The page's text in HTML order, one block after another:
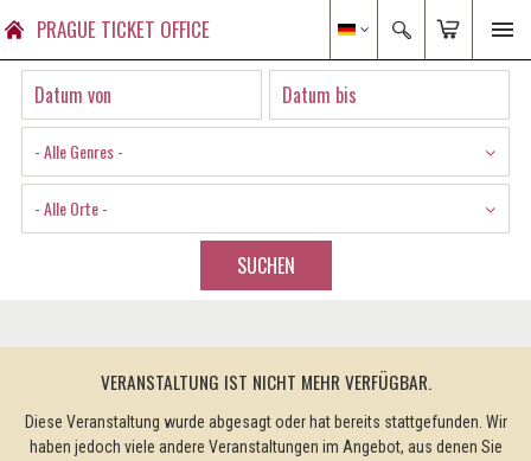
PRAGUE TICKET OFFICE
- Alle Genres -
- Alle Orte -
SUCHEN
VERANSTALTUNG IST NICHT MEHR VERFÜGBAR.
Diese Veranstaltung wurde abgesagt oder hat bereits stattgefunden. Wir
haben jedoch viele andere Veranstaltungen im Angebot, aus denen Sie